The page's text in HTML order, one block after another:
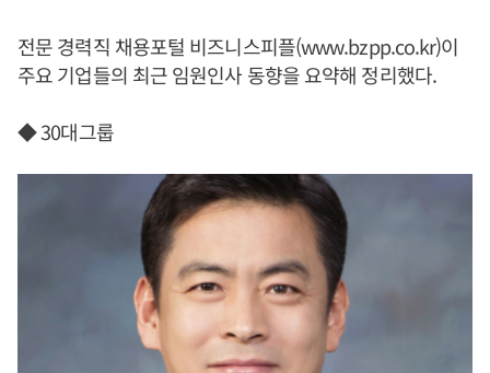
전문 경력직 채용포털 비즈니스피플(www.bzpp.co.kr)이
주요 기업들의 최근 임원인사 동향을 요약해 정리했다.
◆ 30대그룹